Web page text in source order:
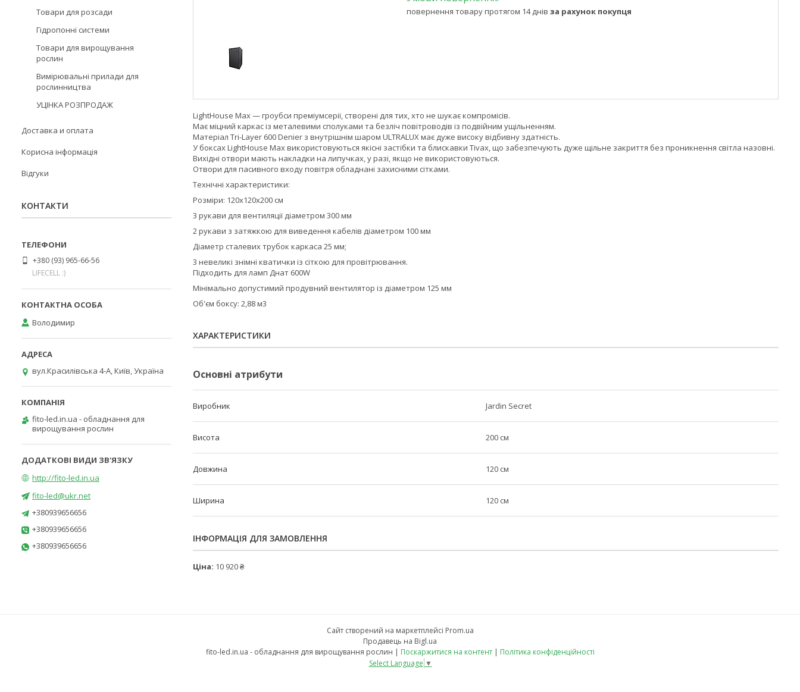
повернення товару протягом 14 днів за рахунок покупця
LightHouse Max — гроубси преміумсерії, створені для тих, хто не шукає компромісів.
Має міцний каркас із металевими сполуками та безліч повітроводів із подвійним ущільненням.
Матеріал Tri-Layer 600 Denier з внутрішнім шаром ULTRALUX має дуже високу відбивну здатність.
У боксах LightHouse Max використовуються якісні застібки та блискавки Tivax, що забезпечують дуже щільне закриття без проникнення світла назовні.
Вихідні отвори мають накладки на липучках, у разі, якщо не використовуються.
Отвори для пасивного входу повітря обладнані захисними сітками.
Технічні характеристики:
Розміри: 120x120x200 см
3 рукави для вентиляції діаметром 300 мм
2 рукави з затяжкою для виведення кабелів діаметром 100 мм
Діаметр сталевих трубок каркаса 25 мм;
3 невеликі знімні кватички із сіткою для провітрювання.
Підходить для ламп Днат 600W
Мінімально допустимий продувний вентилятор із діаметром 125 мм
Об'єм боксу: 2,88 м3
ХАРАКТЕРИСТИКИ
Основні атрибути
Виробник Jardin Secret
Висота 200 см
Довжина 120 см
Ширина 120 см
ІНФОРМАЦІЯ ДЛЯ ЗАМОВЛЕННЯ
Ціна: 10 920 ₴
Товари для розсади
Гідропонні системи
Товари для вирощування
рослин
Вимірювальні прилади для
рослинництва
УЦІНКА РОЗПРОДАЖ
Доставка и оплата
Корисна інформація
Відгуки
КОНТАКТИ
+380 (93) 965-66-56
LIFECELL :)
Володимир
вул.Красилівська 4-А, Київ, Україна
fito-led.in.ua - обладнання для
вирощування рослин
http://fito-led.in.ua
fito-led@ukr.net
+380939656656
+380939656656
+380939656656
Сайт створений на маркетплейсі Prom.ua
Продавець на Bigl.ua
fito-led.in.ua - обладнання для вирощування рослин | Поскаржитися на контент | Політика конфіденційності
Select Language ▼